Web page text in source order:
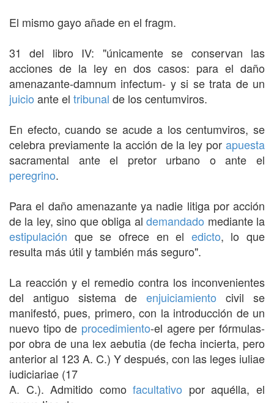
El mismo gayo añade en el fragm.
31 del libro IV: "únicamente se conservan las
acciones de la ley en dos casos: para el daño
amenazante-damnum infectum- y si se trata de un
juicio ante el tribunal de los centumviros.
En efecto, cuando se acude a los centumviros, se
celebra previamente la acción de la ley por apuesta
sacramental ante el pretor urbano o ante el
peregrino.
Para el daño amenazante ya nadie litiga por acción
de la ley, sino que obliga aldemandado mediante la
estipulación que se ofrece en el edicto, lo que
resulta más útil y también más seguro".
La reacción y el remedio contra los inconvenientes
del antiguo sistema deenjuiciamiento civil se
manifestó, pues, primero, con la introducción de un
nuevo tipo de procedimiento-el agere per fórmulas-
por obra de una lex aebutia (de fecha incierta, pero
anterior al 123 A. C.) Y después, con las leges iuliae
iudiciariae (17
A. C.). Admitido comofacultativo por aquélla, el